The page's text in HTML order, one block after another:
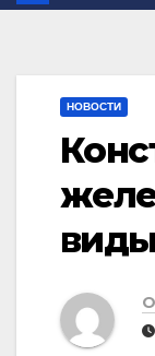
НОВОСТИ